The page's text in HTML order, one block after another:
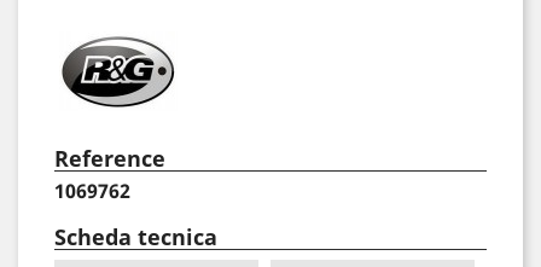
Reference
1069762
Scheda tecnica